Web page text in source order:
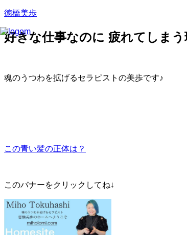
徳橋美歩
好きな仕事なのに 疲れてしまう
魂のうつわを拡げるセラピストの美歩です♪
この青い髪の正体は？
このバナーをクリックしてね↓